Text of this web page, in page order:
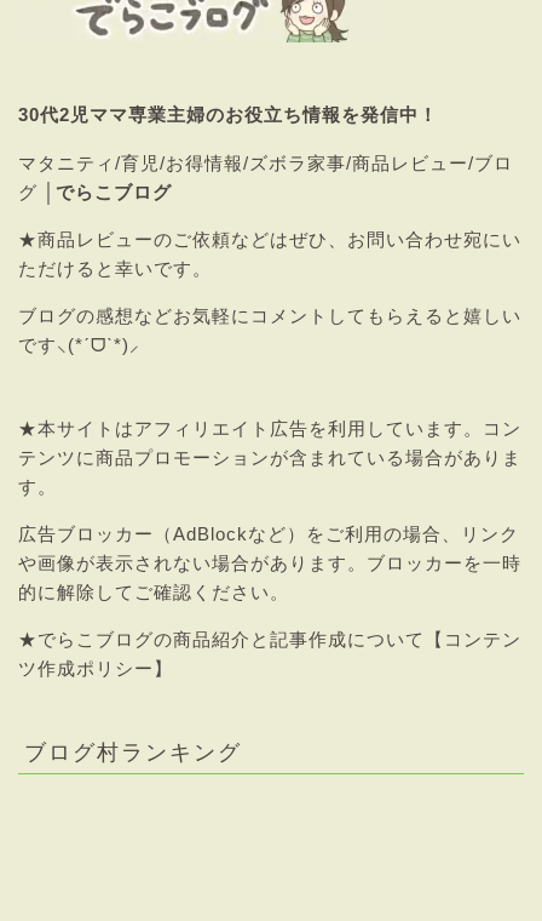
30代2児ママ専業主婦のお役立ち情報を発信中！
マタニティ/育児/お得情報/ズボラ家事/商品レビュー/ブロ
グ │ でらこブログ
★商品レビューのご依頼などはぜひ、 お問い合わせ宛にい
ただけると幸いです。
ブログの感想などお気軽にコメントしてもらえると嬉しい
です⸜(*ˊᗜˋ*)⸝
★本サイトはアフィリエイト広告を利用しています。コン
テンツに商品プロモーションが含まれている場合がありま
す。
広告ブロッカー（AdBlockなど）をご利用の場合、リンク
や画像が表示されない場合があります。ブロッカーを一時
的に解除してご確認ください。
★でらこブログの商品紹介と記事作成について【コンテン
ツ作成ポリシー】
ブログ村ランキング